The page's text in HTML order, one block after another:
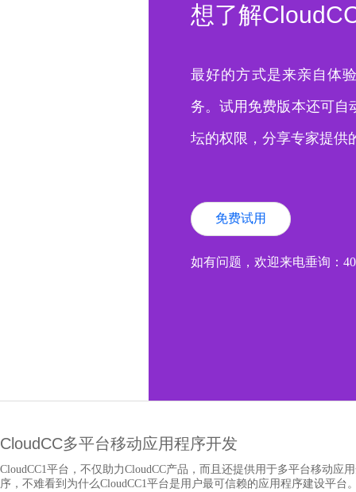
想了解
最好的方式是来亲自体
务。试用免费版本还可自
坛的权限，分享专家提供
免费试用
如有问题，欢迎来电垂询：
CloudCC多平台移动应用程序开发
CloudCC1平台，不仅助力CloudCC产品，而且还提供用于多平台移动
序，不难看到为什么CloudCC1平台是用户最可信赖的应用程序建设平